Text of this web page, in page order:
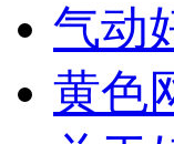
气动
黄色